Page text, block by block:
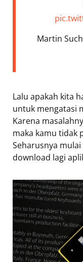
 Martin
Lalu apakah kita
untuk mengatasi
Karena
maka kamu tidak
Seharusnya
download lagi